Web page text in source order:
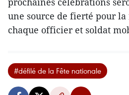
une source de fierté pour
chaque officier et soldat
#défilé de la Fête nationale